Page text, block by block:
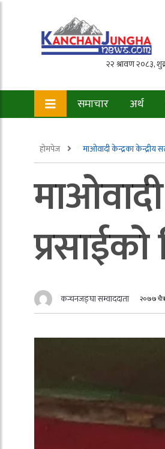
समाचार अर्थ
होमपेज माओवादी केन्द्रका केन्द्रीय
कन्चनजङ्घा सम्वाददाता २०७७